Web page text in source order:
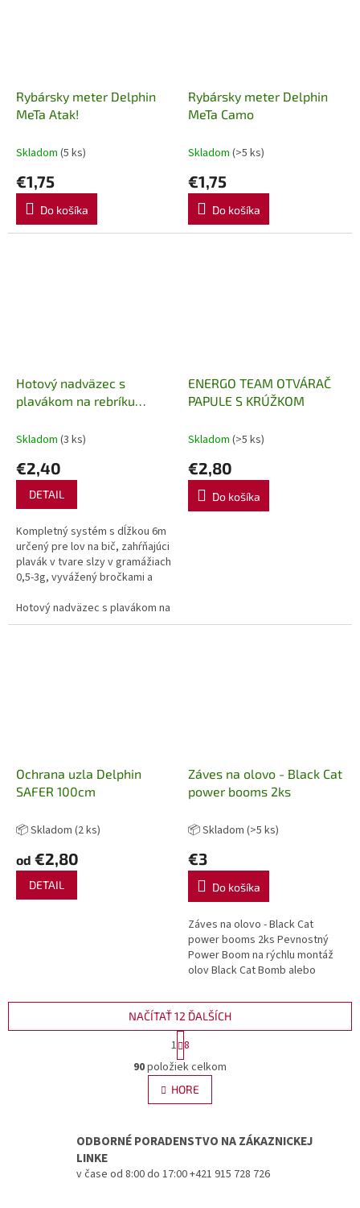
Rybársky meter Delphin
MeTa Atak!
Skladom (5 ks)
€1,75
Do košíka
Rybársky meter Delphin
MeTa Camo
Skladom (>5 ks)
€1,75
Do košíka
Hotový nadväzec s
plavákom na rebríku
Skladom (3 ks)
€2,40
DETAIL
Kompletný systém s dĺžkou 6m
určený pre lov na bič, zahŕňajúci
plavák v tvare slzy v gramážiach
0,5-3g, vyvážený bročkami a
lopatkovým háčikom.Celá...
Hotový nadväzec s plavákom na rebríku Delphin FloatGO 6m/0,5g
ENERGO TEAM OTVÁRAČ
PAPULE S KRÚŽKOM
Skladom (>5 ks)
€2,80
Do košíka
Ochrana uzla Delphin
SAFER 100cm
📦 Skladom (2 ks)
od €2,80
DETAIL
Záves na olovo - Black Cat
power booms 2ks
📦 Skladom (>5 ks)
€3
Do košíka
Záves na olovo - Black Cat
power booms 2ks Pevnostný
Power Boom na rýchlu montáž
olov Black Cat Bomb alebo
ho flexibilne použiť na kmeňovej
šnúre....
O
v
l
á
a
c
i
e
NAČÍTAŤ 12 ĎALŠÍCH
t
r
á
n
k
a
i
1 8
90položiek celkom
HORE
ODBORNÉ PORADENSTVO NA ZÁKAZNICKEJ
LINKE
v čase od 8:00 do 17:00 +421 915 728 726